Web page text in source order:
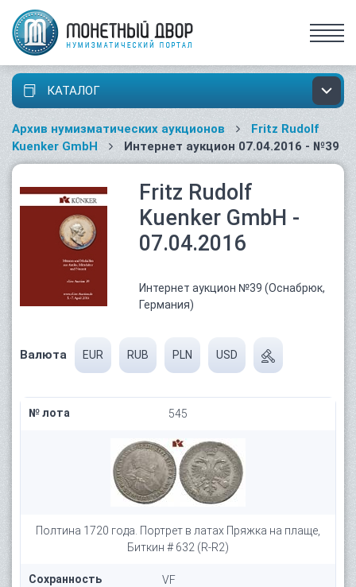
КАТАЛОГ
Архив нумизматических аукционов
Fritz Rudolf
Kuenker GmbH
Интернет аукцион 07.04.2016 - №39
Fritz Rudolf
Kuenker GmbH -
07.04.2016
Интернет аукцион №39 (Оснабрюк,
Германия)
Валюта EUR RUB PLN USD
№ лота 545
Полтина 1720 года. Портрет в латах Пряжка на плаще,
Биткин # 632 (R-R2)
Сохранность VF